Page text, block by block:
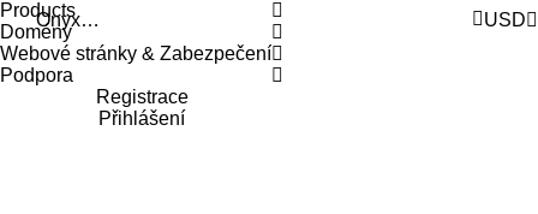
OnyxRack USD
Products
Domény
Webové stránky & Zabezpečení
Podpora
Registrace
Přihlášení